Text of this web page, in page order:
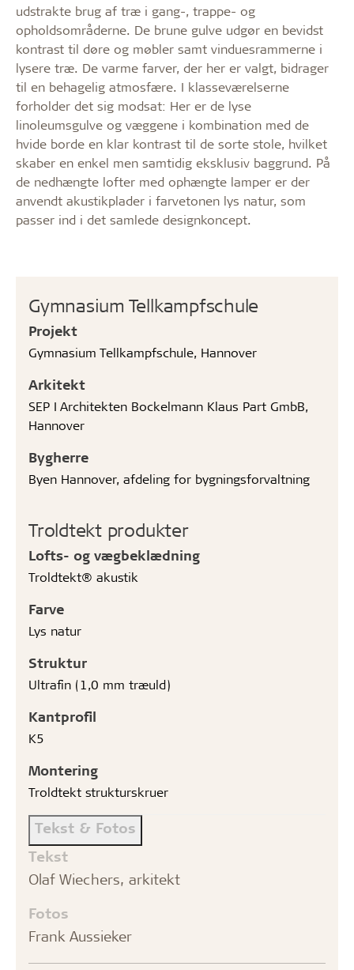
Gymnasium Tellkampfschule
Projekt
Gymnasium Tellkampfschule, Hannover
Arkitekt
SEP I Architekten Bockelmann Klaus Part GmbB,
Hannover
Bygherre
Byen Hannover, afdeling for bygningsforvaltning
Troldtekt produkter
Lofts- og vægbeklædning
Troldtekt® akustik
Farve
Lys natur
Struktur
Ultrafin (1,0 mm træuld)
Kantprofil
K5
Montering
Troldtekt strukturskruer
Tekst & Fotos
Tekst
Olaf Wiechers, arkitekt
Fotos
Frank Aussieker
udstrakte brug af træ i gang-, trappe- og
opholdsområderne. De brune gulve udgør en bevidst
kontrast til døre og møbler samt vinduesrammerne i
lysere træ. De varme farver, der her er valgt, bidrager
til en behagelig atmosfære. I klasseværelserne
forholder det sig modsat: Her er de lyse
linoleumsgulve og væggene i kombination med de
hvide borde en klar kontrast til de sorte stole, hvilket
skaber en enkel men samtidig eksklusiv baggrund. På
de nedhængte lofter med ophængte lamper er der
anvendt akustikplader i farvetonen lys natur, som
passer ind i det samlede designkoncept.